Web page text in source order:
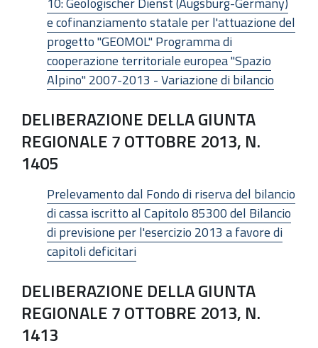
e cofinanziamento statale per l'attuazione del
progetto "GEOMOL" Programma di
cooperazione territoriale europea "Spazio
Alpino" 2007-2013 - Variazione di bilancio
DELIBERAZIONE DELLA GIUNTA
REGIONALE 7 OTTOBRE 2013, N.
1405
Prelevamento dal Fondo di riserva del bilancio
di cassa iscritto al Capitolo 85300 del Bilancio
di previsione per l'esercizio 2013 a favore di
capitoli deficitari
DELIBERAZIONE DELLA GIUNTA
REGIONALE 7 OTTOBRE 2013, N.
1413